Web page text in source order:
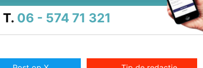
T. 06 - 574 71 321